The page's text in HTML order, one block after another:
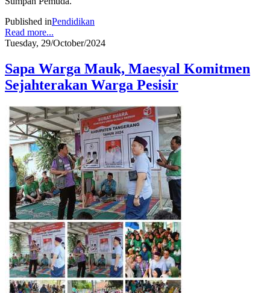
Published inPendidikan
Read more...
Tuesday, 29/October/2024
Sapa Warga Mauk, Maesyal Komitmen
Sejahterakan Warga Pesisir